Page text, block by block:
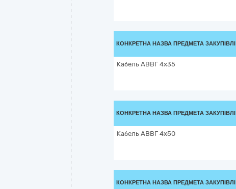
КОНКРЕТНА НАЗВА ПРЕДМЕТА ЗАКУПІВЛІ
Кабель АВВГ 4х35
КОНКРЕТНА НАЗВА ПРЕДМЕТА ЗАКУПІВЛІ
Кабель АВВГ 4х50
КОНКРЕТНА НАЗВА ПРЕДМЕТА ЗАКУПІВЛІ